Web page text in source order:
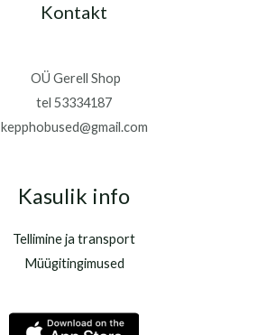
Kontakt
OÜ Gerell Shop
tel 53334187
kepphobused@gmail.com
Kasulik info
Tellimine ja transport
Müügitingimused